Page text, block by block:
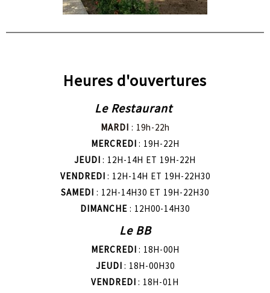
Heures d'ouvertures
Le Restaurant
MARDI : 19h-22h
MERCREDI : 19H-22H
JEUDI : 12H-14H ET 19H-22H
VENDREDI : 12H-14H ET 19H-22H30
SAMEDI : 12H-14H30 ET 19H-22H30
DIMANCHE : 12H00-14H30
Le BB
MERCREDI : 18H-00H
JEUDI : 18H-00H30
VENDREDI : 18H-01H